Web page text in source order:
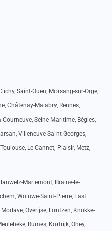
Saint-Ouen, Morsang-sur-Orge,
Châtenay-Malabry, Rennes,
Seine-Maritime, Bègles,
Villeneuve-Saint-Georges,
Le Cannet, Plaisir, Metz,
Mariemont, Braine-le-
Woluwe-Saint-Pierre, East
Overijse, Lontzen, Knokke-
Rumes, Kortrijk, Ohey,